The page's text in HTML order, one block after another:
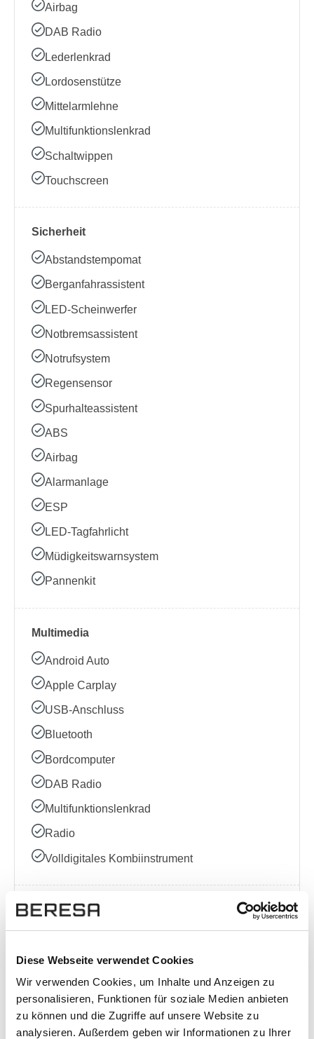
Diese Webseite verwendet Cookies
Wir verwenden Cookies, um Inhalte und Anzeigen zu
personalisieren, Funktionen für soziale Medien anbieten
zu können und die Zugriffe auf unsere Website zu
analysieren. Außerdem geben wir Informationen zu Ihrer
Airbag
DAB Radio
Lederlenkrad
Lordosenstütze
Mittelarmlehne
Multifunktionslenkrad
Schaltwippen
Touchscreen
Sicherheit
Abstandstempomat
Berganfahrassistent
LED-Scheinwerfer
Notbremsassistent
Notrufsystem
Regensensor
Spurhalteassistent
ABS
Airbag
Alarmanlage
ESP
LED-Tagfahrlicht
Müdigkeitswarnsystem
Pannenkit
Multimedia
Android Auto
Apple Carplay
USB-Anschluss
Bluetooth
Bordcomputer
DAB Radio
Multifunktionslenkrad
Radio
Volldigitales Kombiinstrument
Sonstige
Kindersitzbefestigung (ISOFIX)
Garantie
Schaltwippen